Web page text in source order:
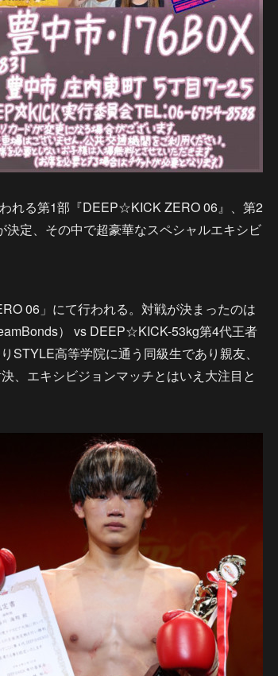
れる第1部『DEEP☆KICK ZERO 06』、第2
定、その中で超豪華なスペシャルエキシビ
06」にて行われる。対戦が決まったのは
） vs DEEP☆KICK-53kg第4代王者
STYLE高等学院に通う同級生であり親友、
、エキシビジョンマッチとはいえ大注目と